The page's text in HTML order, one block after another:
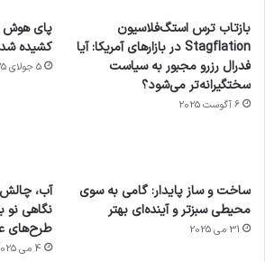
بازتاب ترس استگ‌فلاسیون
Stagflation در بازارهای آمریکا: آیا
فدرال رزرو مجبور به سیاست
سختگیرانه‌تر می‌شود؟
6 آگوست 2025
پای هوش
کشیده شد
5 جولای 2025
ساخت و ساز پایدار: گامی به سوی
محیطی سبزتر و آینده‌ای بهتر
31 می 2025
آب، چالش
نگاهی نو
طرح‌های
4 می 2025
برای
کشف
توسط
ژاکت
مجازی
…
توسط
ساعت
هوشمند
در